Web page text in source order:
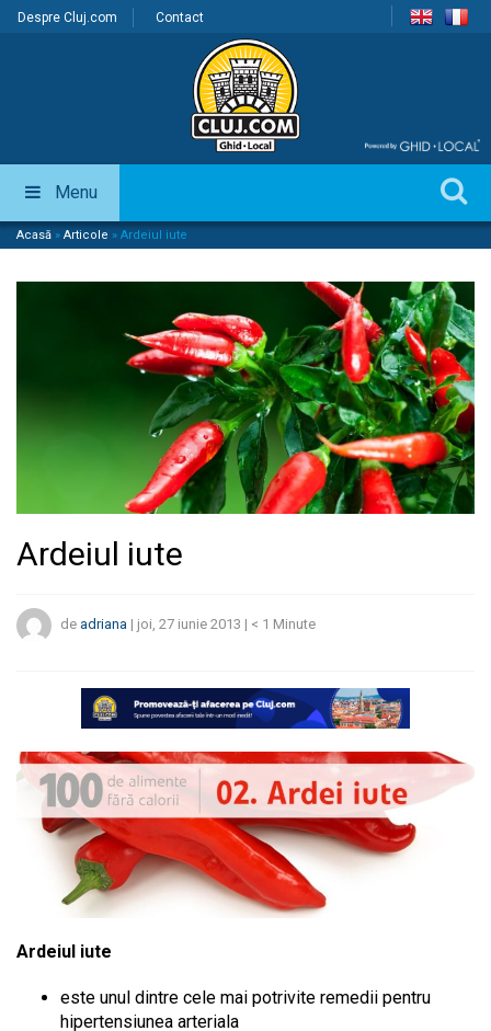
Despre Cluj.com Contact
Menu
Acasă » Articole » Ardeiul iute
Ardeiul iute
de adriana | joi, 27 iunie 2013 | < 1 Minute
Ardeiul iute
este unul dintre cele mai potrivite remedii pentru
hipertensiunea arteriala